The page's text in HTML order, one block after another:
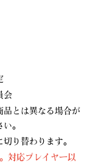
会
品とは異なる場合が
。
り替わります。
対応プレイヤー以